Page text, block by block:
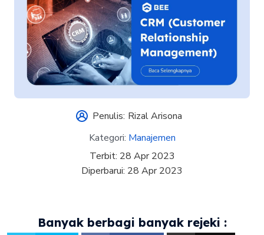
Penulis: Rizal Arisona
Kategori: Manajemen
Terbit: 28 Apr 2023
Diperbarui: 28 Apr 2023
Banyak berbagi banyak rejeki :